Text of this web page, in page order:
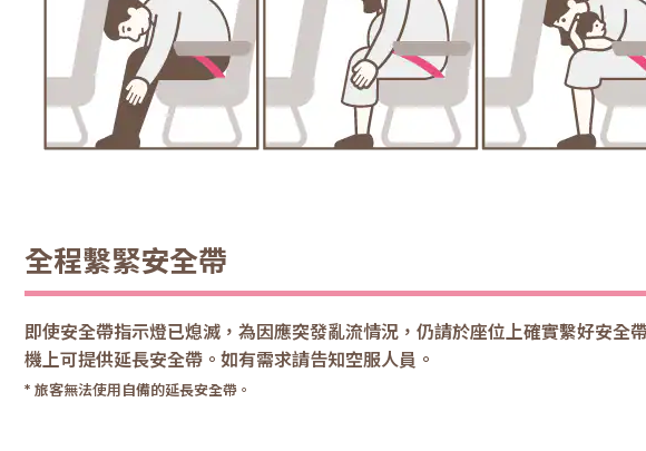
全程繫緊安全帶
即使安全帶指示燈已熄滅，為因應突發亂流情況，仍請於座位上確實繫好安全
機上可提供延長安全帶。如有需求請告知空服人員。
* 旅客無法使用自備的延長安全帶。